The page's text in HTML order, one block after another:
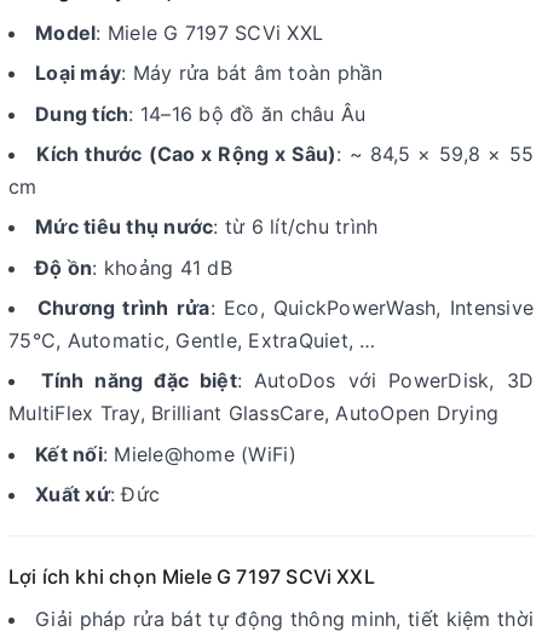
Model: Miele G 7197 SCVi XXL
Loại máy: Máy rửa bát âm toàn phần
Dung tích: 14–16 bộ đồ ăn châu Âu
Kích thước (Cao x Rộng x Sâu): ~ 84,5 × 59,8 × 55
cm
Mức tiêu thụ nước: từ 6 lít/chu trình
Độ ồn: khoảng 41 dB
Chương trình rửa: Eco, QuickPowerWash, Intensive
75°C, Automatic, Gentle, ExtraQuiet, …
Tính năng đặc biệt: AutoDos với PowerDisk, 3D
MultiFlex Tray, Brilliant GlassCare, AutoOpen Drying
Kết nối: Miele@home (WiFi)
Xuất xứ: Đức
Lợi ích khi chọn Miele G 7197 SCVi XXL
Giải pháp rửa bát tự động thông minh, tiết kiệm thời